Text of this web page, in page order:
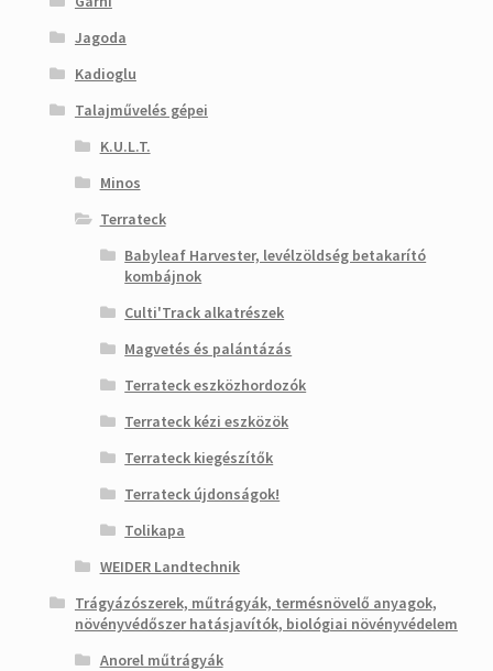
Jagoda
Kadioglu
Talajművelés gépei
K.U.L.T.
Minos
Terrateck
Babyleaf Harvester, levélzöldség betakarító
kombájnok
Culti'Track alkatrészek
Magvetés és palántázás
Terrateck eszközhordozók
Terrateck kézi eszközök
Terrateck kiegészítők
Terrateck újdonságok!
Tolikapa
WEIDER Landtechnik
Trágyázószerek, műtrágyák, termésnövelő anyagok,
növényvédőszer hatásjavítók, biológiai növényvédelem
Anorel műtrágyák